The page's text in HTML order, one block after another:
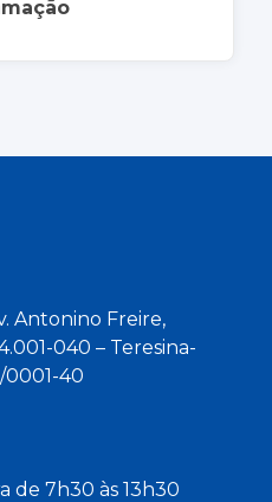
Antonino Freire,
040 – Teresina-
0001-40
de 7h30 às 13h30